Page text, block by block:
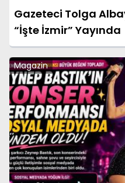
Gazeteci Tolga
“İşte İzmir” Yayında
Magazin